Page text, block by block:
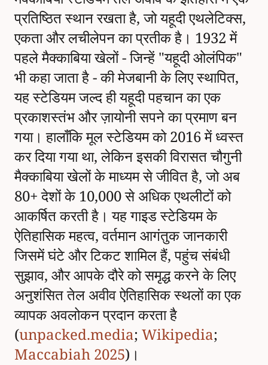
प्रतिष्ठित स्थान रखता है, जो यहूदी एथलेटिक्स,
एकता और लचीलेपन का प्रतीक है। 1932 में
पहले मैक्काबिया खेलों - जिन्हें "यहूदी ओलंपिक"
भी कहा जाता है - की मेजबानी के लिए स्थापित,
यह स्टेडियम जल्द ही यहूदी पहचान का एक
प्रकाशस्तंभ और ज़ायोनी सपने का प्रमाण बन
गया। हालाँकि मूल स्टेडियम को 2016 में ध्वस्त
कर दिया गया था, लेकिन इसकी विरासत चौगुनी
मैक्काबिया खेलों के माध्यम से जीवित है, जो अब
80+ देशों के 10,000 से अधिक एथलीटों को
आकर्षित करती है। यह गाइड स्टेडियम के
ऐतिहासिक महत्व, वर्तमान आगंतुक जानकारी
जिसमें घंटे और टिकट शामिल हैं, पहुंच संबंधी
सुझाव, और आपके दौरे को समृद्ध करने के लिए
अनुशंसित तेल अवीव ऐतिहासिक स्थलों का एक
व्यापक अवलोकन प्रदान करता है
(unpacked.media; Wikipedia;
Maccabiah 2025)।